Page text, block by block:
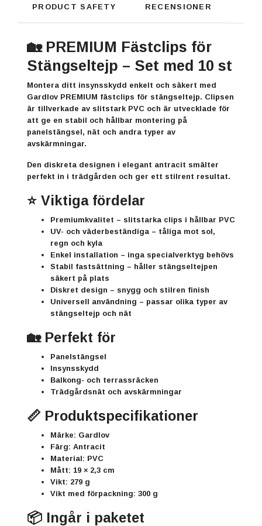
PRODUCT SAFETY RECENSIONER
🏡 PREMIUM Fästclips för
Stängseltejp – Set med 10 st
Montera ditt insynsskydd enkelt och säkert med
Gardlov PREMIUM fästclips för stängseltejp. Clipsen
är tillverkade av slitstark PVC och är utvecklade för
att ge en stabil och hållbar montering på
panelstängsel, nät och andra typer av
avskärmningar.
Den diskreta designen i elegant antracit smälter
perfekt in i trädgården och ger ett stilrent resultat.
⭐ Viktiga fördelar
Premiumkvalitet – slitstarka clips i hållbar PVC
UV- och väderbeständiga – tåliga mot sol,
regn och kyla
Enkel installation – inga specialverktyg behövs
Stabil fastsättning – håller stängseltejpen
säkert på plats
Diskret design – snygg och stilren finish
Universell användning – passar olika typer av
stängseltejp och nät
🏡 Perfekt för
Panelstängsel
Insynsskydd
Balkong- och terrassräcken
Trädgårdsnät och avskärmningar
📏 Produktspecifikationer
Märke: Gardlov
Färg: Antracit
Material: PVC
Mått: 19 × 2,3 cm
Vikt: 279 g
Vikt med förpackning: 300 g
📦 Ingår i paketet